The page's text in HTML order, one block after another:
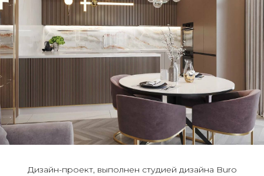
Дизайн-проект, выполнен студией дизайна Buro